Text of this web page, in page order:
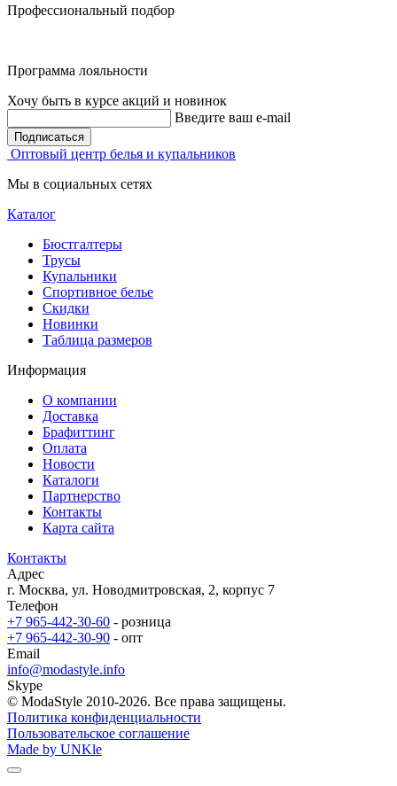
Профессиональный подбор
Программа лояльности
Хочу быть в курсе акций и новинок
Введите ваш e-mail
Подписаться
Оптовый центр белья и купальников
Мы в социальных сетях
Каталог
Бюстгалтеры
Трусы
Купальники
Спортивное белье
Скидки
Новинки
Таблица размеров
Информация
О компании
Доставка
Брафиттинг
Оплата
Новости
Каталоги
Партнерство
Контакты
Карта сайта
Контакты
Адрес
г. Москва, ул. Новодмитровская, 2, корпус 7
Телефон
+7 965-442-30-60 - розница
+7 965-442-30-90 - опт
Email
info@modastyle.info
Skype
© ModaStyle 2010-2026. Все права защищены.
Политика конфиденциальности
Пользовательское соглашение
Made by UNKle